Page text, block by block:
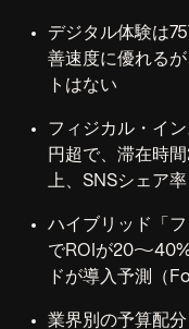
デジタル体験は
善速度に優れる
トはない
フィジカル・イ
円超で、滞在時
上、SNSシェア
ハイブリッド「
でROIが20〜
ドが導入予測（
業界別の予算配